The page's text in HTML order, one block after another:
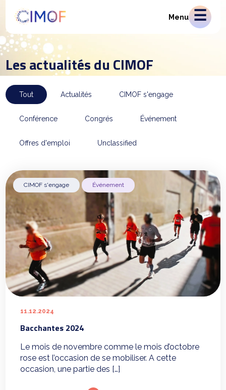
Menu
Les actualités du CIMOF
Tout Actualités CIMOF s'engage
Conférence Congrés Événement
Offres d'emploi Unclassified
CIMOF s'engage Événement
11.12.2024
Bacchantes 2024
Le mois de novembre comme le mois d’octobre
rose est l’occasion de se mobiliser. A cette
occasion, une partie des […]